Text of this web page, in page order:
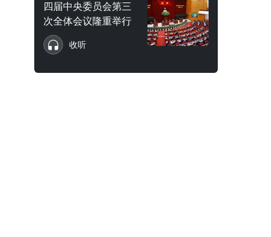
四届中央委员会第三
次全体会议隆重举行
收听